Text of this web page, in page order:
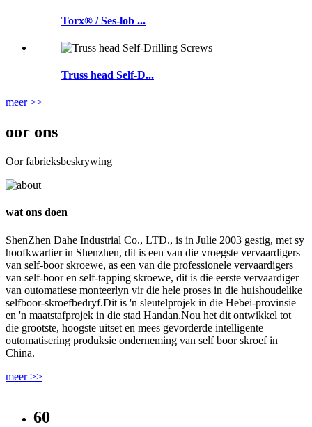
Torx® / Ses-lob ...
Truss head Self-D...
meer >>
oor ons
Oor fabrieksbeskrywing
wat ons doen
ShenZhen Dahe Industrial Co., LTD., is in Julie 2003 gestig, met sy
hoofkwartier in Shenzhen, dit is een van die vroegste vervaardigers
van self-boor skroewe, as een van die professionele vervaardigers
van self-boor en self-tapping skroewe, dit is die eerste vervaardiger
van outomatiese monteerlyn vir die hele proses in die huishoudelike
selfboor-skroefbedryf.Dit is 'n sleutelprojek in die Hebei-provinsie
en 'n maatstafprojek in die stad Handan.Nou het dit ontwikkel tot
die grootste, hoogste uitset en mees gevorderde intelligente
outomatisering produksie onderneming van self boor skroef in
China.
meer >>
60